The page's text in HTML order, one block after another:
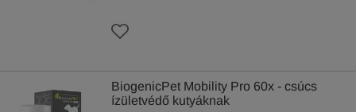
BiogenicPet Mobility Pro 60x - csúcs
ízületvédő kutyáknak